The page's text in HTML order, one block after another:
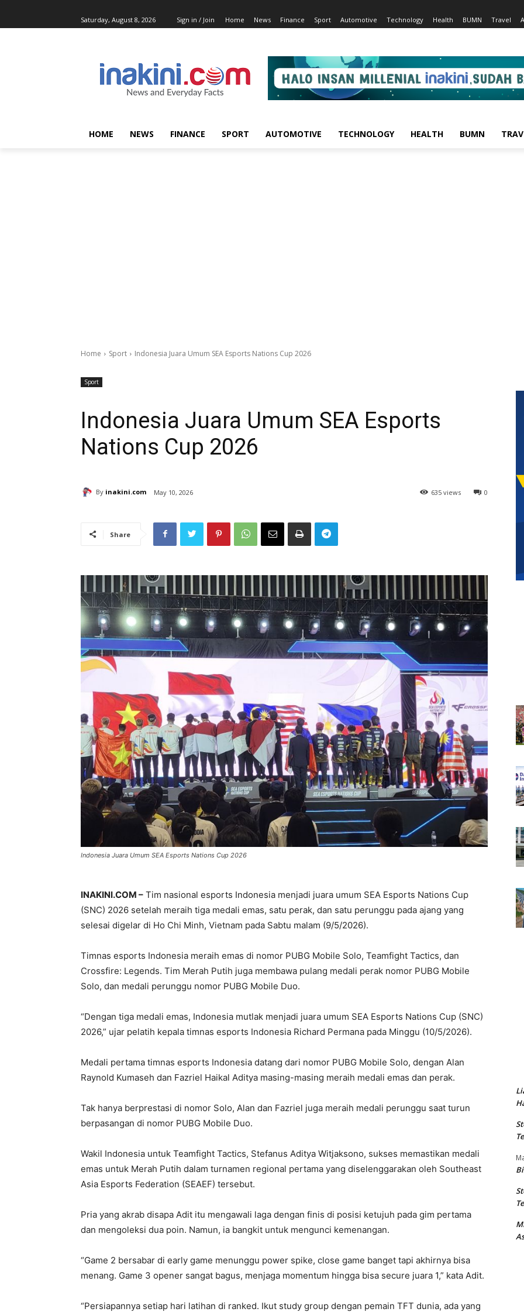
Saturday, August 8, 2026 Sign in / Join Home News Finance Sport Automotive Technology Health BUMN Travel
HOME NEWS FINANCE SPORT AUTOMOTIVE TECHNOLOGY HEALTH BUMN
Home Sport Indonesia Juara Umum SEA Esports Nations Cup 2026
Sport
Indonesia Juara Umum SEA Esports
Nations Cup 2026
By inakini.com May 10, 2026 0
635 views
Share
Indonesia Juara Umum SEA Esports Nations Cup 2026
INAKINI.COM – Tim nasional esports Indonesia menjadi juara umum SEA Esports Nations Cup
(SNC) 2026 setelah meraih tiga medali emas, satu perak, dan satu perunggu pada ajang yang
selesai digelar di Ho Chi Minh, Vietnam pada Sabtu malam (9/5/2026).
Timnas esports Indonesia meraih emas di nomor PUBG Mobile Solo, Teamfight Tactics, dan
Crossfire: Legends. Tim Merah Putih juga membawa pulang medali perak nomor PUBG Mobile
Solo, dan medali perunggu nomor PUBG Mobile Duo.
“Dengan tiga medali emas, Indonesia mutlak menjadi juara umum SEA Esports Nations Cup (SNC)
2026,” ujar pelatih kepala timnas esports Indonesia Richard Permana pada Minggu (10/5/2026).
Medali pertama timnas esports Indonesia datang dari nomor PUBG Mobile Solo, dengan Alan
Raynold Kumaseh dan Fazriel Haikal Aditya masing-masing meraih medali emas dan perak.
Tak hanya berprestasi di nomor Solo, Alan dan Fazriel juga meraih medali perunggu saat turun
berpasangan di nomor PUBG Mobile Duo.
Wakil Indonesia untuk Teamfight Tactics, Stefanus Aditya Witjaksono, sukses memastikan medali
emas untuk Merah Putih dalam turnamen regional pertama yang diselenggarakan oleh Southeast
Asia Esports Federation (SEAEF) tersebut.
Pria yang akrab disapa Adit itu mengawali laga dengan finis di posisi ketujuh pada gim pertama
dan mengoleksi dua poin. Namun, ia bangkit untuk mengunci kemenangan.
“Game 2 bersabar di early game menunggu power spike, close game banget tapi akhirnya bisa
menang. Game 3 opener sangat bagus, menjaga momentum hingga bisa secure juara 1,” kata Adit.
“Persiapannya setiap hari latihan di ranked. Ikut study group dengan pemain TFT dunia, ada yang